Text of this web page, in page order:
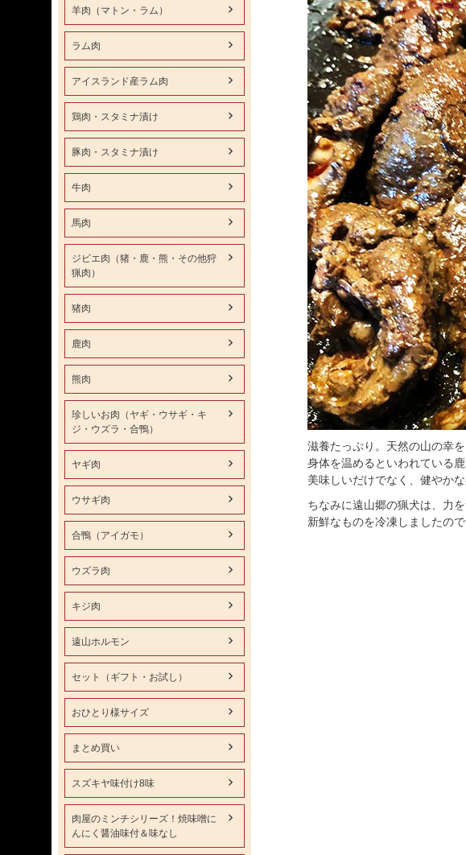
羊肉（マトン・ラム）
ラム肉
アイスランド産ラム肉
鶏肉・スタミナ漬け
豚肉・スタミナ漬け
牛肉
馬肉
ジビエ肉（猪・鹿・熊・その他狩
猟肉）
猪肉
鹿肉
熊肉
珍しいお肉（ヤギ・ウサギ・キ
ジ・ウズラ・合鴨）
ヤギ肉
ウサギ肉
合鴨（アイガモ）
ウズラ肉
キジ肉
遠山ホルモン
セット（ギフト・お試し）
おひとり様サイズ
まとめ買い
スズキヤ味付け8味
肉屋のミンチシリーズ！焼味噌に
んにく醤油味付＆味なし
滋養たっぷり。天然の山の幸を
身体を温めるといわれている
美味しいだけでなく、健やか
ちなみに遠山郷の猟犬は、力
新鮮なものを冷凍しましたの